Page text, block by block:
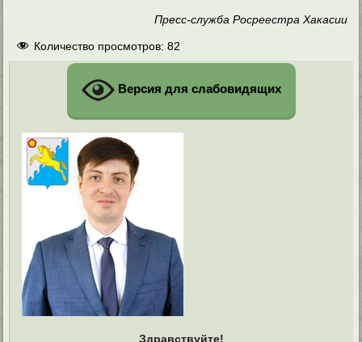
Пресс-служба Росреестра Хакасии
Количество просмотров: 82
Версия для слабовидящих
Здравствуйте!